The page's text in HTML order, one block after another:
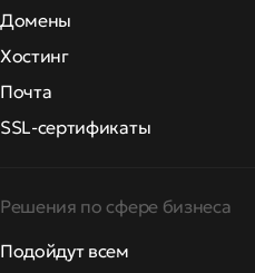
Домены
Хостинг
Почта
SSL-сертификаты
Решения по сфере бизнеса
Подойдут всем